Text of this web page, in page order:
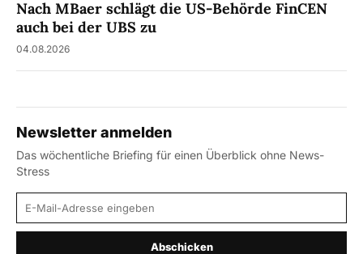
Nach MBaer schlägt die US-Behörde FinCEN
auch bei der UBS zu
04.08.2026
Newsletter anmelden
Das wöchentliche Briefing für einen Überblick ohne News-
Stress
E-Mail-Adresse
Abschicken